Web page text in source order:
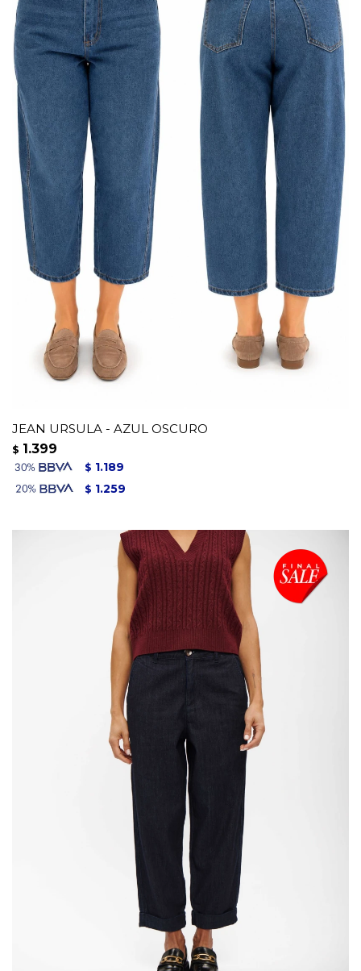
JEAN URSULA - AZUL OSCURO
$ 1.399
$ 1.189
$ 1.259